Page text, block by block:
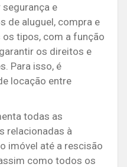
segurança e
de aluguel, compra e
tipos, com a função
os direitos e
Para isso, é
locação entre
todas as
relacionadas à
imóvel até a rescisão
como todos os